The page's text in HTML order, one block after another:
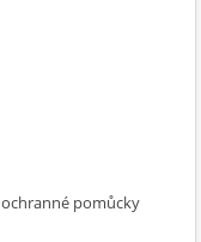
pomůcky